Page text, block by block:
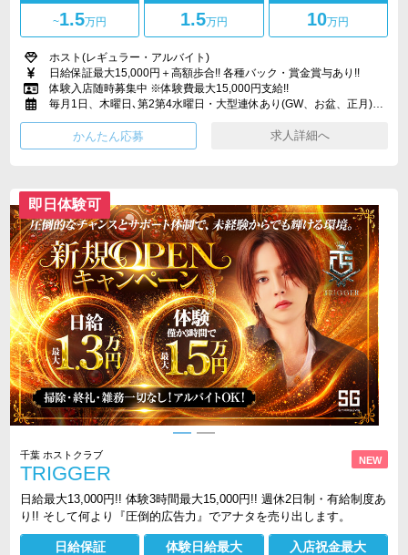
~1.5万円 1.5万円 10万円
ホスト(レギュラー・アルバイト)
日給保証最大15,000円＋高額歩合!! 各種バック・賞金賞与あり!!
体験入店随時募集中 ※体験費最大15,000円支給!!
求人詳細へ
即日体験可
千葉 ホストクラブ
TRIGGER
日給最大13,000円!! 体験3時間最大15,000円!! 週休2日制・有給制度あ
り!! そして何より『圧倒的広告力』でアナタを売り出します。
日給保証 体験日給最大 入店祝金最大
NEW